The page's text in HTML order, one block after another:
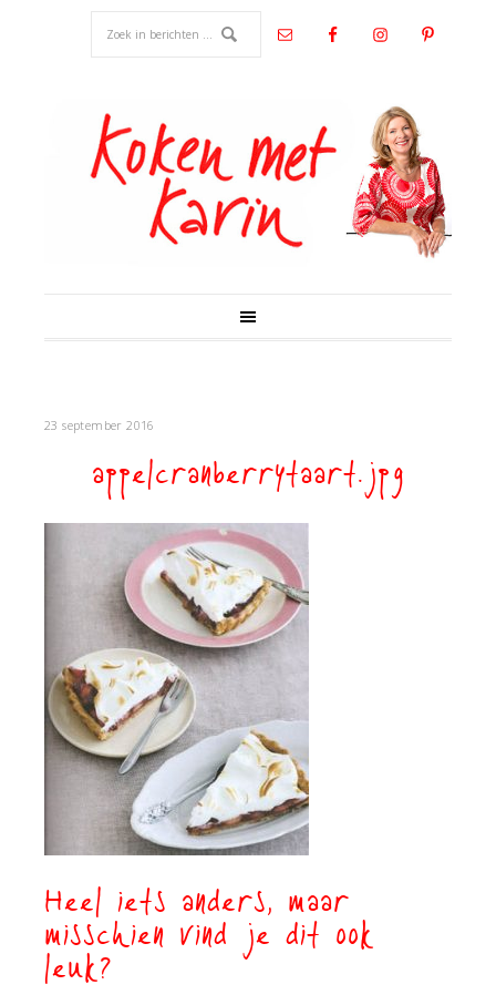
23 september 2016
appelcranberrytaart.jpg
Heel iets anders, maar
misschien vind je dit ook
leuk?